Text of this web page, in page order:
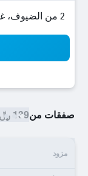
2 من الضيوف، غرفة واحدة
صفقات من139 ﷼
مزود